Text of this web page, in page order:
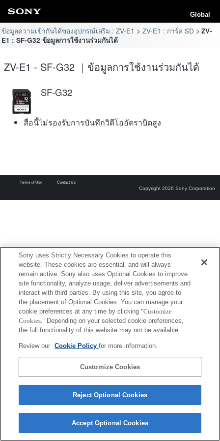
Global
ข้อมูลความเข้ากันได้ของอุปกรณ์เสริม : ZV-E1 ZV-E1 : การ์ด SD
ZV-
E1 : SF-G32 ข้อมูลการใช้งานร่วมกันได้
ZV-E1 - SF-G32 ｜ข้อมูลการใช้งานร่วมกันได้
SF-G32
สื่อนี้ไม่รองรับการบันทึกวิดีโออัตราบิตสูง
Terms of Use Contact Us
Copyright 2026 Sony Corporation
Sony uses Strictly Necessary Cookies to operate this
website. These cookies are essential, and will always
remain active. Sony also uses Optional Cookies to improve
site functionality, analyze usage, deliver advertisements and
interact with third parties. By using this site, you agree to
the placement of Optional Cookies. You can manage your
cookie preferences at any time by clicking "Customize
Cookies." Depending on your selected cookie preferences,
the full functionality of this website may not be available.
Review our Cookie Policyfor more information.
Customize Cookies
Reject Optional Cookies
Accept Optional Cookies